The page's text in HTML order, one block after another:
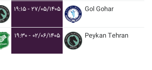
۱۹:۱۵ - ۲۷/۰۵/۱۴۰۵ Gol Gohar
۱۹:۳۰ - ۰۲/۰۶/۱۴۰۵ Peykan Tehran